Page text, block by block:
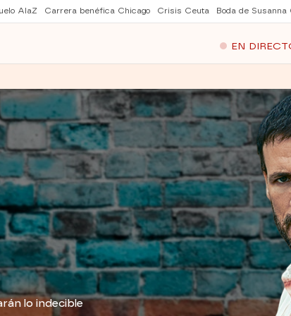
AlaZ Carrera benéfica Chicago Crisis Ceuta Boda de Susanna
EN
lo indecible